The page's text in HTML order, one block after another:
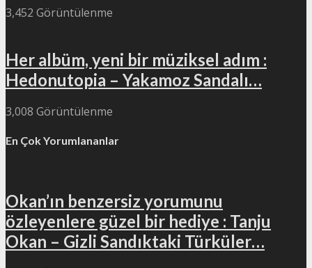
3,452 Görüntülenme
Her albüm, yeni bir müziksel adım :
Hedonutopia – Yakamoz Sandalı…
3,008 Görüntülenme
En Çok Yorumlananlar
Okan’ın benzersiz yorumunu
özleyenlere güzel bir hediye : Tanju
Okan – Gizli Sandıktaki Türküler…